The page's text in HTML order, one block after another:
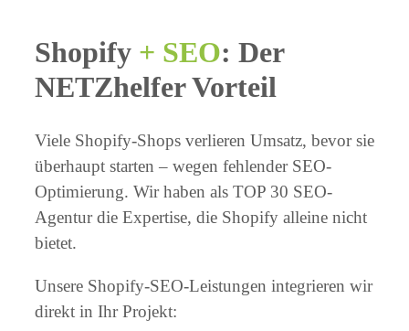
Shopify + SEO: Der
NETZhelfer Vorteil
Viele Shopify-Shops verlieren Umsatz, bevor sie
überhaupt starten – wegen fehlender SEO-
Optimierung. Wir haben als TOP 30 SEO-
Agentur die Expertise, die Shopify alleine nicht
bietet.
Unsere Shopify-SEO-Leistungen integrieren wir
direkt in Ihr Projekt: